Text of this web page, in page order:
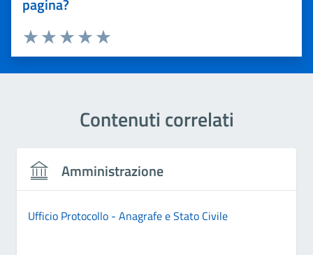
pagina?
Valuta 5 stelle su 5
Valuta 4 stelle su 5
Valuta 3 stelle su 5
Valuta 2 stelle su 5
Valuta 1 stelle su 5
Contenuti correlati
Amministrazione
Ufficio Protocollo - Anagrafe e Stato Civile